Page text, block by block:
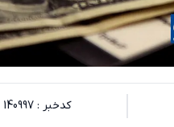
کدخبر : 140997